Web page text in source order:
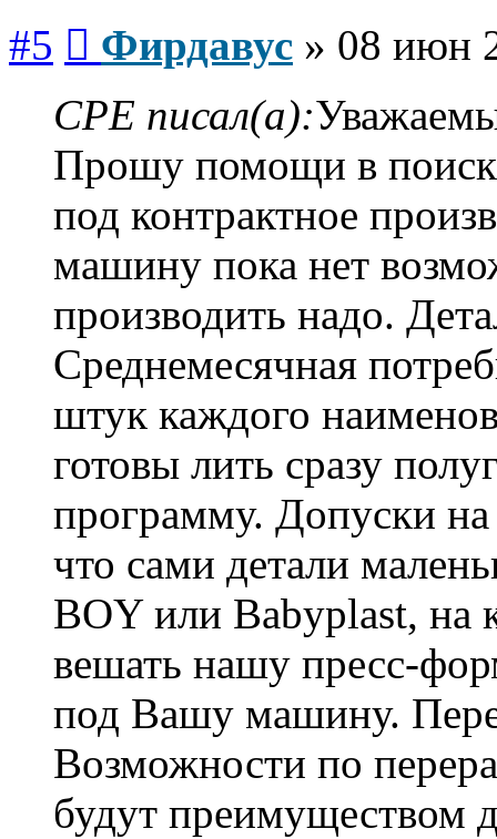
#5 Фирдавус » 08 июн
CPE писал(а):
Прошу помощи в
под контрактное
машину пока нет
производить надо.
Среднемесячная
штук каждого
готовы лить сразу
программу. Допуски
что сами детали
BOY или Babyplast, на
вешать нашу пресс-
под Вашу машину.
Возможности по
будут преимуществом